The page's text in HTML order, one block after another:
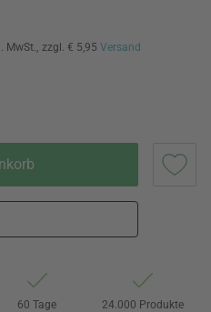
MwSt., zzgl. € 5,95 Versand
60 Tage
24.000 Produkte